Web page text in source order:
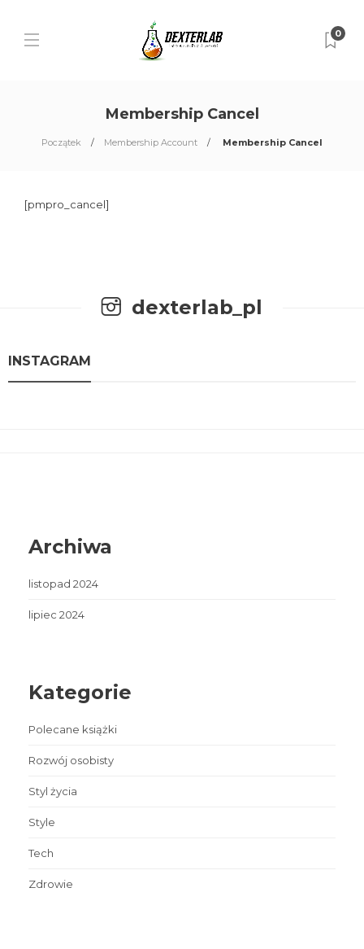
0
Membership Cancel
Początek Membership Account Membership Cancel
[pmpro_cancel]
dexterlab_pl
INSTAGRAM
Archiwa
listopad 2024
lipiec 2024
Kategorie
Polecane książki
Rozwój osobisty
Styl życia
Style
Tech
Zdrowie